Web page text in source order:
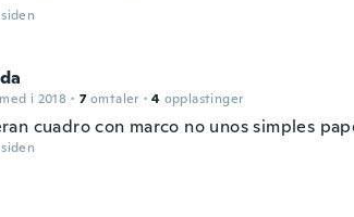
i 2018 · 7 omtaler · 4 opplastinger
cuadro con marco no unos simples